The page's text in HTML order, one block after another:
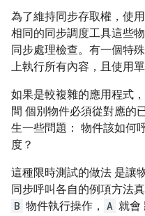
為了維持同步存取權，使
相同的同步調度工具這些
同步處理檢查。有一個特
上執行所有內容，且使用
如果是較複雜的應用程式
間 個別物件必須從對應的
生一些問題： 物件該如何
度？
這種限時測試的做法 是讓
同步呼叫各自的例項方法
B 物件執行操作， A 就會